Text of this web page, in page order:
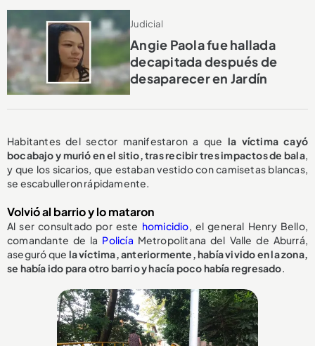
Judicial
Angie Paola fue hallada
decapitada después de
desaparecer en Jardín
Habitantes del sector manifestaron a que la víctima cayó
bocabajo y murió en el sitio, tras recibir tres impactos de bala,
y que los sicarios, que estaban vestido con camisetas blancas,
se escabulleron rápidamente.
Volvió al barrio y lo mataron
Al ser consultado por este homicidio, el general Henry Bello,
comandante de la Policía Metropolitana del Valle de Aburrá,
aseguró que la víctima, anteriormente, había vivido en la zona,
se había ido para otro barrio y hacía poco había regresado.